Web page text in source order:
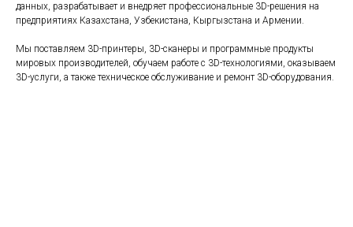
данных, разрабатывает и внедряет профессиональные 3D-решения на
предприятиях Казахстана, Узбекистана, Кыргызстана и Армении.
Мы поставляем 3D-принтеры, 3D-сканеры и программные продукты
мировых производителей, обучаем работе с 3D-технологиями, оказываем
3D-услуги, а также техническое обслуживание и ремонт 3D-оборудования.